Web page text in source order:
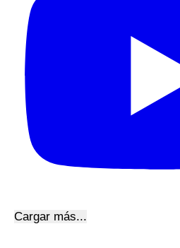
Cargar más...